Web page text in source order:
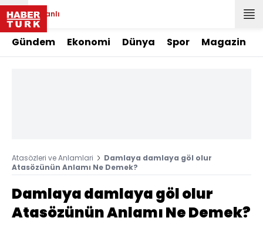
Canlı
Gündem Ekonomi Dünya Spor Magazin
Atasözleri ve Anlamlari
Damlaya damlaya göl olur
Atasözünün Anlamı Ne Demek?
Damlaya damlaya göl olur
Atasözünün Anlamı Ne Demek?